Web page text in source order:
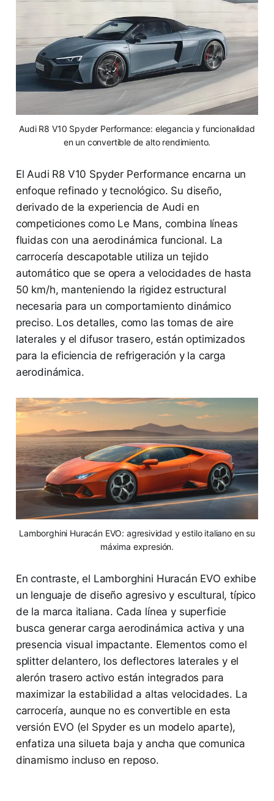
Audi R8 V10 Spyder Performance: elegancia y funcionalidad
en un convertible de alto rendimiento.
El Audi R8 V10 Spyder Performance encarna un
enfoque refinado y tecnológico. Su diseño,
derivado de la experiencia de Audi en
competiciones como Le Mans, combina líneas
fluidas con una aerodinámica funcional. La
carrocería descapotable utiliza un tejido
automático que se opera a velocidades de hasta
50 km/h, manteniendo la rigidez estructural
necesaria para un comportamiento dinámico
preciso. Los detalles, como las tomas de aire
laterales y el difusor trasero, están optimizados
para la eficiencia de refrigeración y la carga
aerodinámica.
Lamborghini Huracán EVO: agresividad y estilo italiano en su
máxima expresión.
En contraste, el Lamborghini Huracán EVO exhibe
un lenguaje de diseño agresivo y escultural, típico
de la marca italiana. Cada línea y superficie
busca generar carga aerodinámica activa y una
presencia visual impactante. Elementos como el
splitter delantero, los deflectores laterales y el
alerón trasero activo están integrados para
maximizar la estabilidad a altas velocidades. La
carrocería, aunque no es convertible en esta
versión EVO (el Spyder es un modelo aparte),
enfatiza una silueta baja y ancha que comunica
dinamismo incluso en reposo.